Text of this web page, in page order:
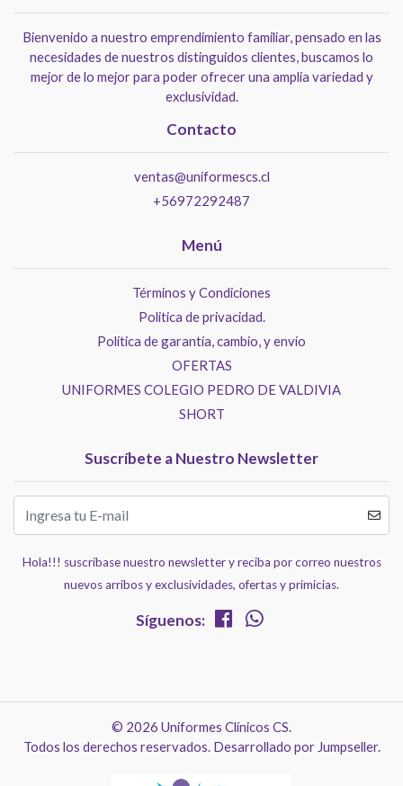
Bienvenido a nuestro emprendimiento familiar, pensado en las
necesidades de nuestros distinguidos clientes, buscamos lo
mejor de lo mejor para poder ofrecer una amplia variedad y
exclusividad.
Contacto
ventas@uniformescs.cl
+56972292487
Menú
Términos y Condiciones
Politica de privacidad.
Política de garantía, cambio, y envío
OFERTAS
UNIFORMES COLEGIO PEDRO DE VALDIVIA
SHORT
Suscríbete a Nuestro Newsletter
Hola!!! suscríbase nuestro newsletter y reciba por correo nuestros
nuevos arribos y exclusividades, ofertas y primicias.
Síguenos:
© 2026 Uniformes Clínicos CS.
Todos los derechos reservados. Desarrollado por Jumpseller.